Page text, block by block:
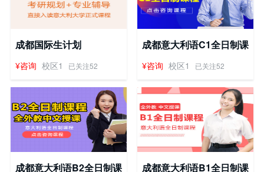
成都国际生计划
¥咨询 校区1 已关注52
成都意大利语C1全日制课
程
¥咨询 校区1 已关注52
成都意大利语B2全日制课
成都意大利语B1全日制课